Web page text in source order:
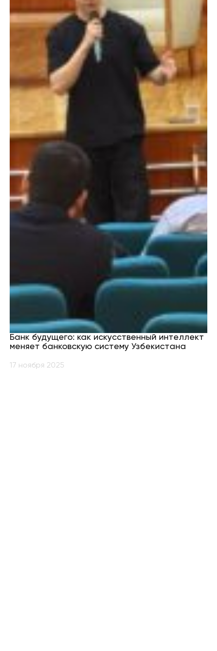
Банк будущего: как искусственный интеллект
меняет банковскую систему Узбекистана
17 ноября 2025